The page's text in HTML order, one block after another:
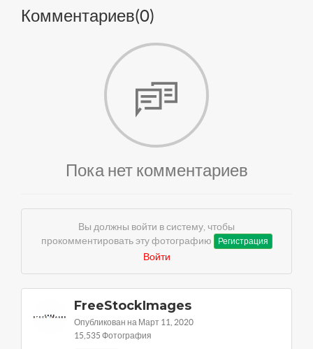
Комментариев(0)
Пока нет комментариев
Вы должны войти в систему, чтобы
прокомментировать эту фотографию
Регистрация
Войти
FreeStockImages
Опубликован на Март 11, 2020
15,535 Фотография